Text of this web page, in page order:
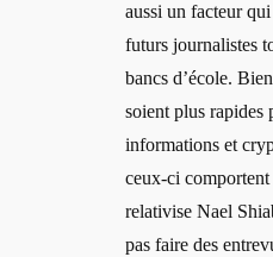
aussi un facteur
futurs journalistes
bancs d’école.
soient plus rapides
informations et
ceux-ci
relativise Nael
pas faire des